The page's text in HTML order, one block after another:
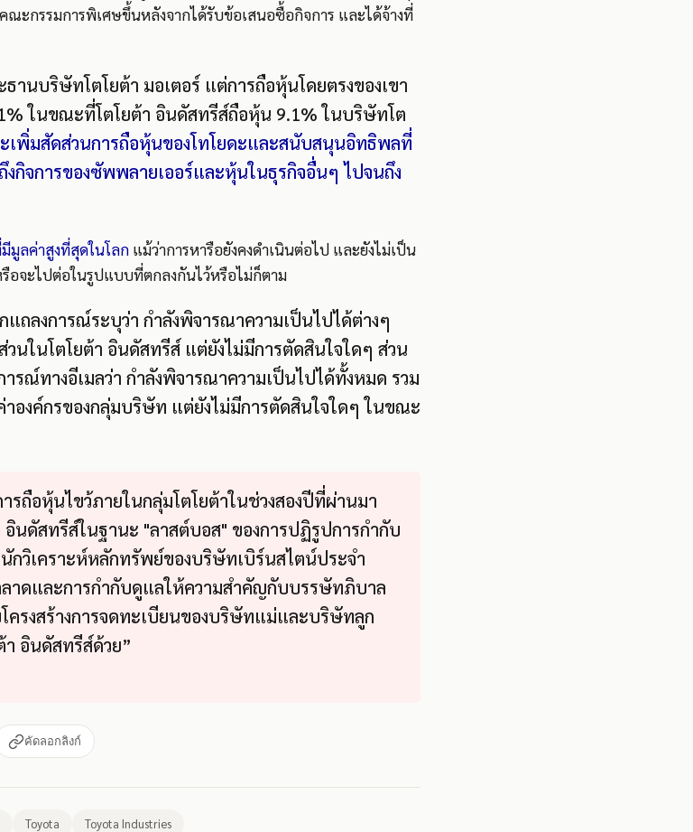
ณะกรรมการพิเศษขึ้นหลังจากได้รับข้อเสนอซื้อกิจการ และได้จ้างที่
านบริษัทโตโยต้า มอเตอร์ แต่การถือหุ้นโดยตรงของเขา
ในขณะที่โตโยต้า อินดัสทรีส์ถือหุ้น 9.1% ในบริษัทโต
เพิ่มสัดส่วนการถือหุ้นของโทโยดะและสนับสนุนอิทธิพลที่
งกิจการของซัพพลายเออร์และหุ้นในธุรกิจอื่นๆ ไปจนถึง
มูลค่าสูงที่สุดในโลก แม้ว่าการหารือยังคงดำเนินต่อไป และยังไม่เป็น
อจะไปต่อในรูปแบบที่ตกลงกันไว้หรือไม่ก็ตาม
ถลงการณ์ระบุว่า กำลังพิจารณาความเป็นไปได้ต่างๆ
วนในโตโยต้า อินดัสทรีส์ แต่ยังไม่มีการตัดสินใจใดๆ ส่วน
รณ์ทางอีเมลว่า กำลังพิจารณาความเป็นไปได้ทั้งหมด รวม
องค์กรของกลุ่มบริษัท แต่ยังไม่มีการตัดสินใจใดๆ ในขณะ
รถือหุ้นไขว้ภายในกลุ่มโตโยต้าในช่วงสองปีที่ผ่านมา
อินดัสทรีส์ในฐานะ "ลาสต์บอส" ของการปฏิรูปการกำกับ
กวิเคราะห์หลักทรัพย์ของบริษัทเบิร์นสไตน์ประจำ
ลาดและการกำกับดูแลให้ความสำคัญกับบรรษัทภิบาล
ครงสร้างการจดทะเบียนของบริษัทแม่และบริษัทลูก
า อินดัสทรีส์ด้วย”
คัดลอกลิงก์
Toyota Toyota Industries